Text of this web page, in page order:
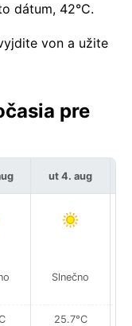
dátum, 42°C.
von a užite
pre
ut 4. aug
Slnečno
25.7°C